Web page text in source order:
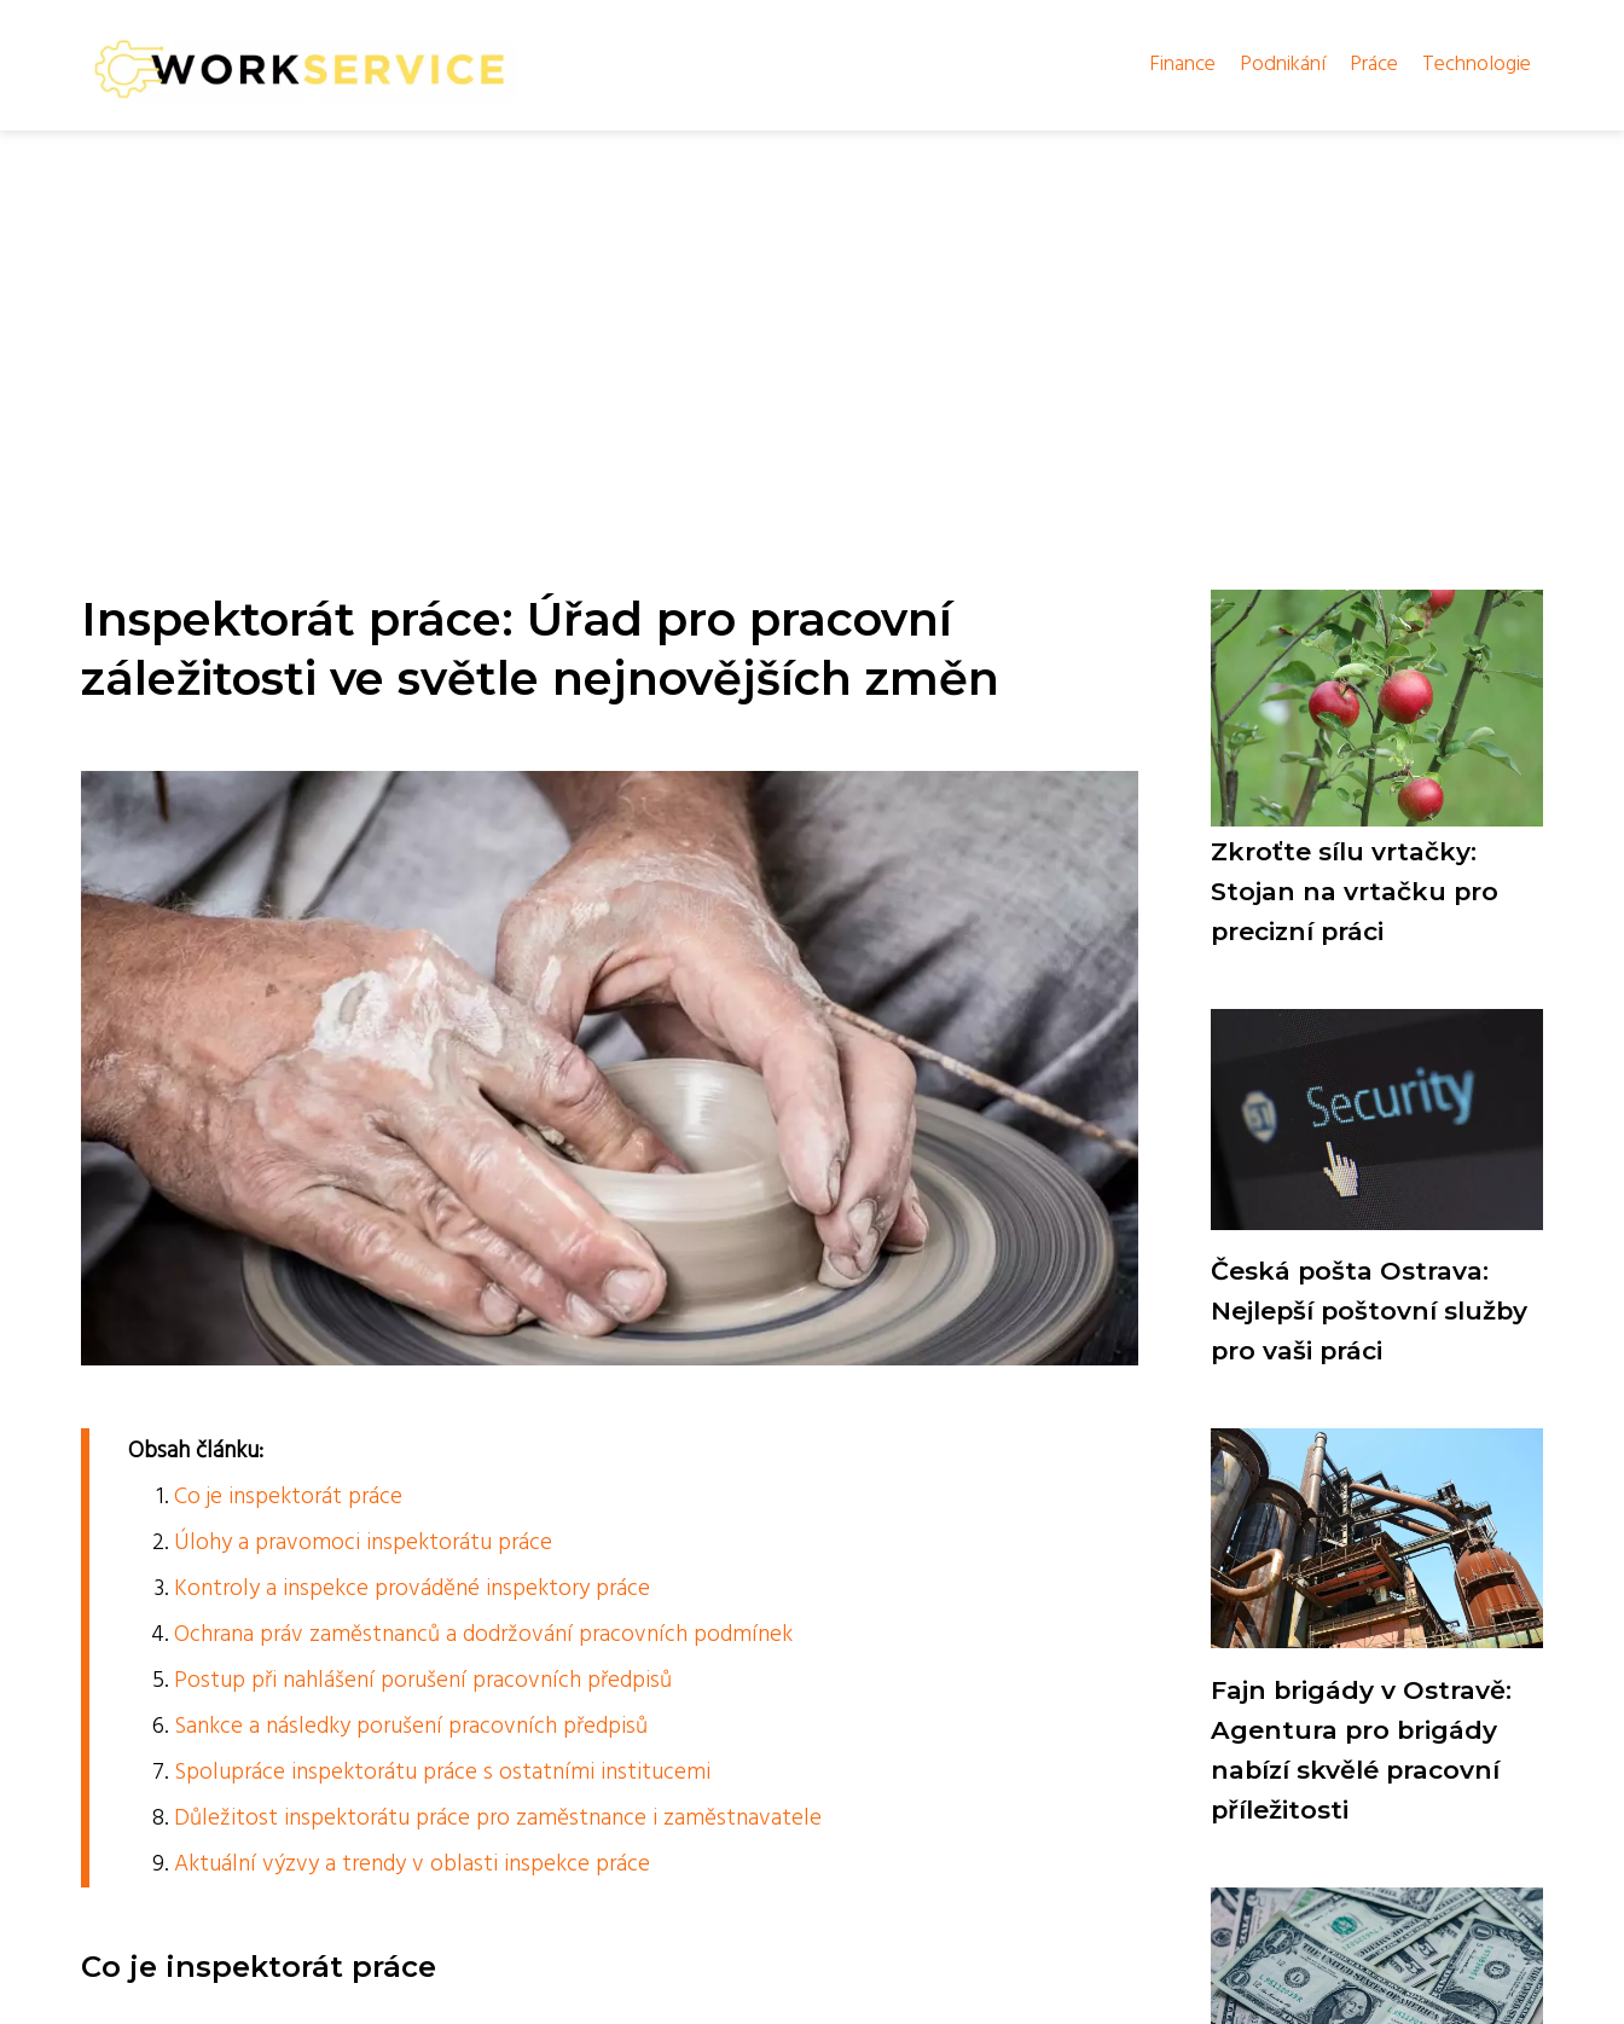
Finance Podnikání Práce Technologie
Inspektorát práce: Úřad pro pracovní
záležitosti ve světle nejnovějších změn
Obsah článku:
Co je inspektorát práce
Úlohy a pravomoci inspektorátu práce
Kontroly a inspekce prováděné inspektory práce
Ochrana práv zaměstnanců a dodržování pracovních podmínek
Postup při nahlášení porušení pracovních předpisů
Sankce a následky porušení pracovních předpisů
Spolupráce inspektorátu práce s ostatními institucemi
Důležitost inspektorátu práce pro zaměstnance i zaměstnavatele
Aktuální výzvy a trendy v oblasti inspekce práce
Co je inspektorát práce
Zkroťte sílu vrtačky:
Stojan na vrtačku pro
precizní práci
Česká pošta Ostrava:
Nejlepší poštovní služby
pro vaši práci
Fajn brigády v Ostravě:
Agentura pro brigády
nabízí skvělé pracovní
příležitosti